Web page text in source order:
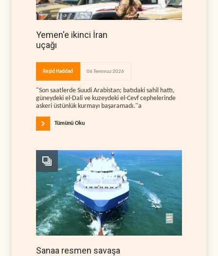
Yemen'e ikinci İran
uçağı
Reşid Haddad 06 Temmuz 2026
"Son saatlerde Suudi Arabistan; batıdaki sahil hattı,
güneydeki el-Dali ve kuzeydeki el-Cevf cephelerinde
askeri üstünlük kurmayı başaramadı."a
Tümünü Oku
Sanaa resmen savaşa